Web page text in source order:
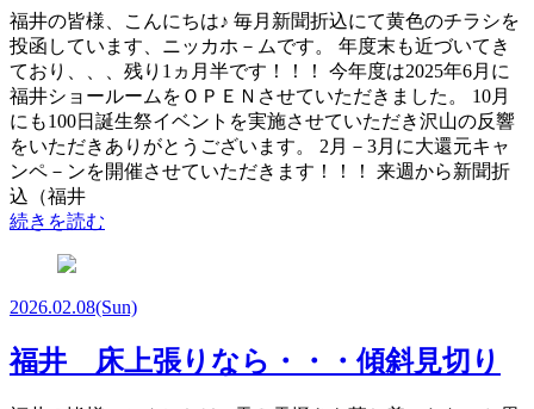
福井の皆様、こんにちは♪ 毎月新聞折込にて黄色のチラシを
投函しています、ニッカホ－ムです。 年度末も近づいてき
ており、、、残り1ヵ月半です！！！ 今年度は2025年6月に
福井ショールームをＯＰＥＮさせていただきました。 10月
にも100日誕生祭イベントを実施させていただき沢山の反響
をいただきありがとうございます。 2月－3月に大還元キャ
ンペ－ンを開催させていただきます！！！ 来週から新聞折
込（福井
続きを読む
2026.02.08(Sun)
福井 床上張りなら・・・傾斜見切り